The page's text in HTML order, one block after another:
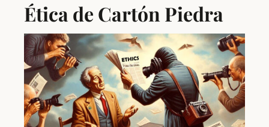
Ética de Cartón Piedra